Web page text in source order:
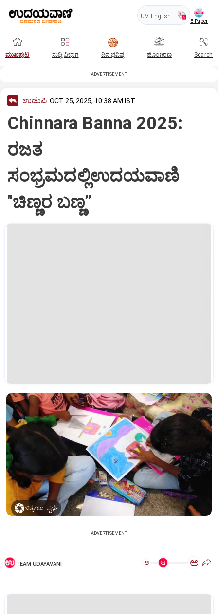
UV English
E-Paper
ಮುಖಪುಟ ಸುದ್ದಿ ವಿಭಾಗ ದಿನ ಭವಿಷ್ಯ ಹೊಂಗಿರಣ Search
ADVERTISEMENT
ಉಡುಪಿ OCT 25, 2025, 10:38 AM IST
Chinnara Banna 2025:
ರಜತ
ಸಂಭ್ರಮದಲ್ಲಿಉದಯವಾಣಿ
"ಚಿಣ್ಣರ ಬಣ್ಣ”
ಚಿತ್ರಕಲಾ ಸ್ಪರ್ಧೆ
ADVERTISEMENT
TEAM UDAYAVANI ಅ ಅ